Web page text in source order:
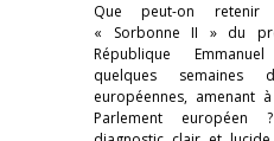
Que peut-on retenir
« Sorbonne II » du
République
quelques semaines
européennes, amenant
Parlement européen